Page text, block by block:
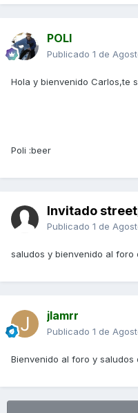
POLI
Publicado 1 de
Hola y bienvenido Carlos,te
Poli :beer
Invitado
Publicado 1 de
saludos y bienvenido al foro
jlamrr
Publicado 1 de
Bienvenido al foro y saludos